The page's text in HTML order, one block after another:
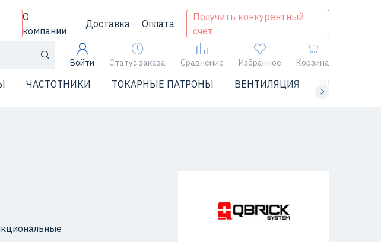
О
компании
Доставка Оплата
Получить конкурентный
счет
Войти Статус заказа Сравнение Избранное Корзина
ЧАСТОТНИКИ ТОКАРНЫЕ ПАТРОНЫ ВЕНТИЛЯЦИЯ ЧИЛЛЕРЫ